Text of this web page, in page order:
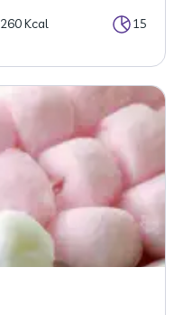
260 Kcal 15